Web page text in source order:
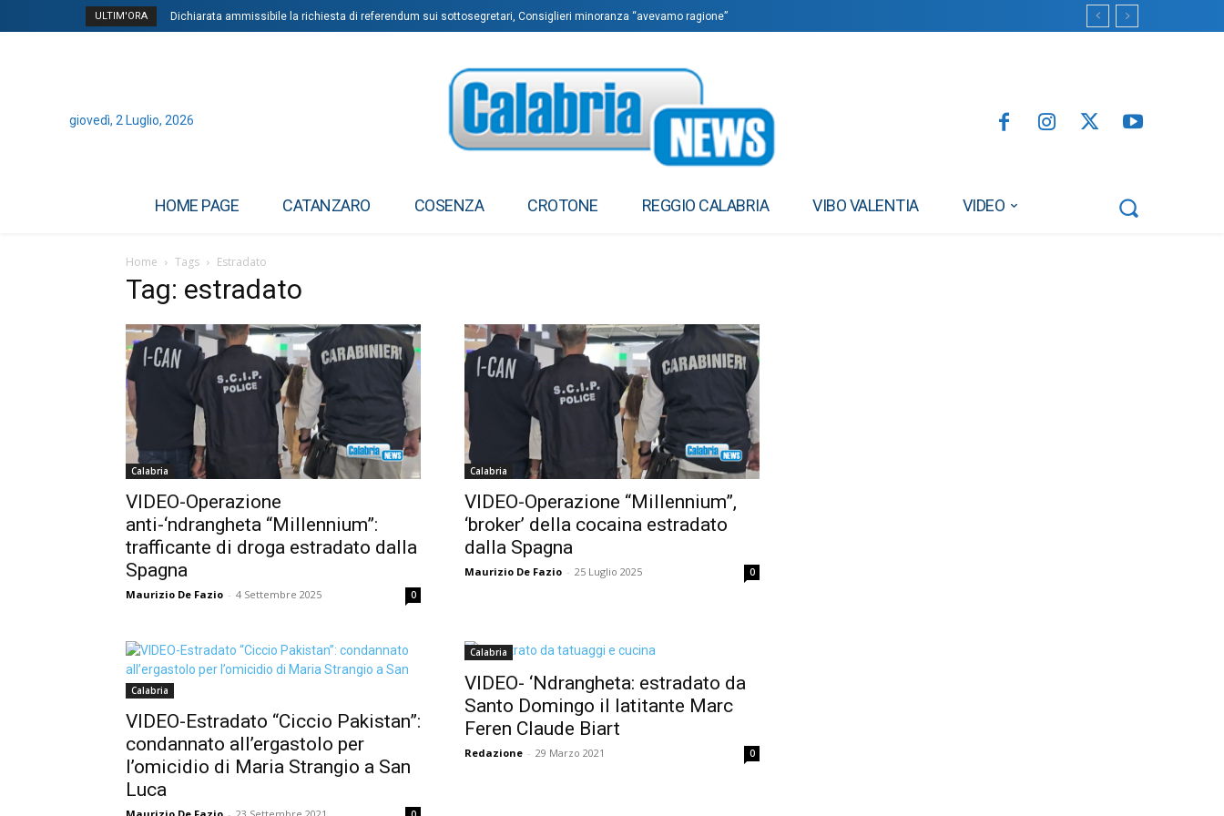
ULTIM'ORA Dichiarata ammissibile la richiesta di referendum sui sottosegretari, Consiglieri minoranza “avevamo ragione”
giovedì, 2 Luglio, 2026
HOME PAGE CATANZARO COSENZA CROTONE REGGIO CALABRIA VIBO VALENTIA VIDEO
Home Tags Estradato
Tag: estradato
Calabria
VIDEO-Operazione
anti-‘ndrangheta “Millennium”:
trafficante di droga estradato dalla
Spagna
Maurizio De Fazio - 4 Settembre 2025 0
Calabria
VIDEO-Operazione “Millennium”,
‘broker’ della cocaina estradato
dalla Spagna
Maurizio De Fazio - 25 Luglio 2025 0
Calabria
VIDEO-Estradato “Ciccio Pakistan”:
condannato all’ergastolo per
l’omicidio di Maria Strangio a San
Luca
Calabria
VIDEO- ‘Ndrangheta: estradato da
Santo Domingo il latitante Marc
Feren Claude Biart
Redazione - 29 Marzo 2021 0